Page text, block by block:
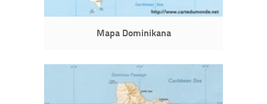
Mapa Dominikana